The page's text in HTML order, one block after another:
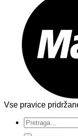
Vse pravice
Pretraži: